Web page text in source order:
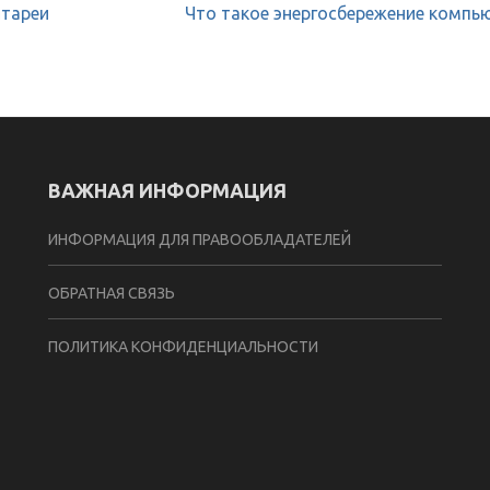
Что такое энергосбережение
ВАЖНАЯ ИНФОРМАЦИЯ
ИНФОРМАЦИЯ ДЛЯ ПРАВООБЛАДАТЕЛЕЙ
ОБРАТНАЯ СВЯЗЬ
ПОЛИТИКА КОНФИДЕНЦИАЛЬНОСТИ